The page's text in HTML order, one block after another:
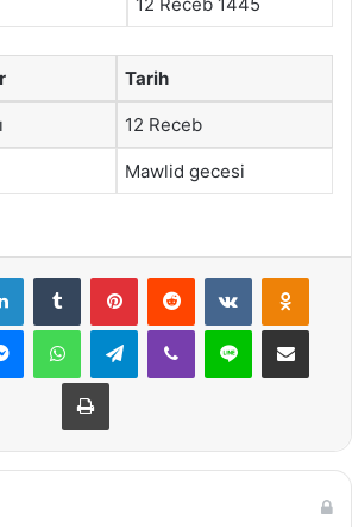
Tarih
12 Receb
Mawlid gecesi
LinkedInTumblr PinterestReddit VKontakte
MessengerWhatsAppTelegramViber Line E-Posta ile
Yazdır